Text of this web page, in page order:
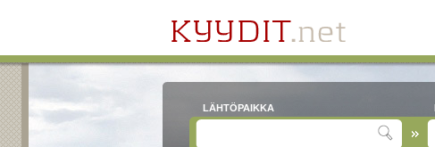
LÄHTÖPAIKKA